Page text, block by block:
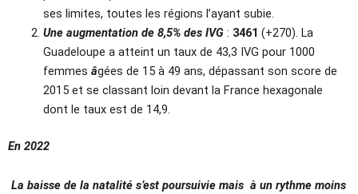
ses limites, toutes les régions l’ayant subie.
Une augmentation de 8,5% des IVG: 3461 (+270). La
Guadeloupe a atteint un taux de 43,3 IVG pour 1000
femmes âgées de 15 à 49 ans, dépassant son score de
2015 et se classant loin devant la France hexagonale
dont le taux est de 14,9.
En 2022
La baisse de la natalité s’est poursuivie mais à un rythme moins